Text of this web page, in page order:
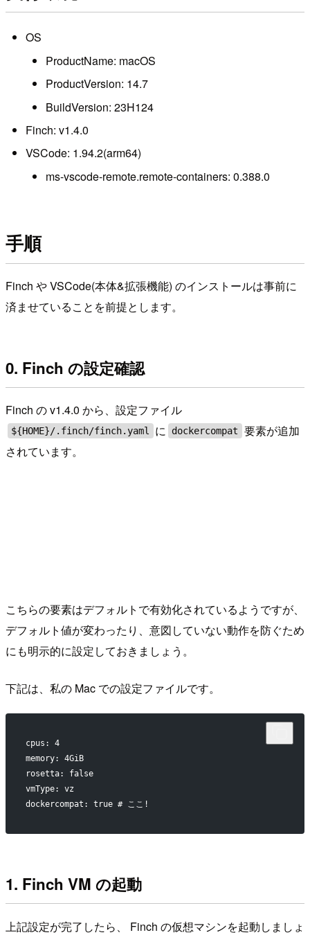
OS
ProductName: macOS
ProductVersion: 14.7
BuildVersion: 23H124
Finch: v1.4.0
VSCode: 1.94.2(arm64)
ms-vscode-remote.remote-containers: 0.388.0
手順
Finch や VSCode(本体&拡張機能) のインストールは事前に
済ませていることを前提とします。
0. Finch の設定確認
Finch の v1.4.0 から、設定ファイル
${HOME}/.finch/finch.yaml に dockercompat
要素が追加
されています。
こちらの要素はデフォルトで有効化されているようですが、
デフォルト値が変わったり、意図していない動作を防ぐため
にも明示的に設定しておきましょう。
下記は、私の Mac での設定ファイルです。
cpus: 4
memory: 4GiB
rosetta: false
vmType: vz
dockercompat: true # ここ!
1. Finch VM の起動
上記設定が完了したら、 Finch の仮想マシンを起動しましょ